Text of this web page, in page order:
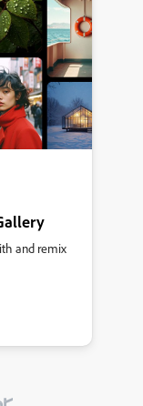
and remix